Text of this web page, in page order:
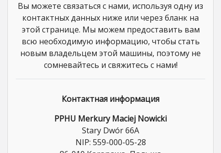
Вы можете связаться с нами, используя одну из
контактных данных ниже или через бланк на
этой странице. Мы можем предоставить вам
всю необходимую информацию, чтобы стать
новым владельцем этой машины, поэтому не
сомневайтесь и свяжитесь с нами!
Контактная информация
PPHU Merkury Maciej Nowicki
Stary Dwór 66A
NIP: 559-000-05-28